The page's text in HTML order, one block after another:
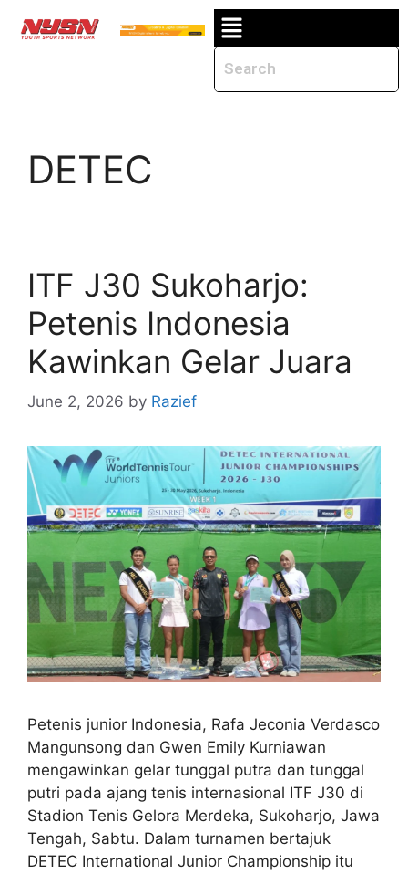
DETEC
ITF J30 Sukoharjo:
Petenis Indonesia
Kawinkan Gelar Juara
June 2, 2026 by Razief
Petenis junior Indonesia, Rafa Jeconia Verdasco
Mangunsong dan Gwen Emily Kurniawan
mengawinkan gelar tunggal putra dan tunggal
putri pada ajang tenis internasional ITF J30 di
Stadion Tenis Gelora Merdeka, Sukoharjo, Jawa
Tengah, Sabtu. Dalam turnamen bertajuk
DETEC International Junior Championship itu